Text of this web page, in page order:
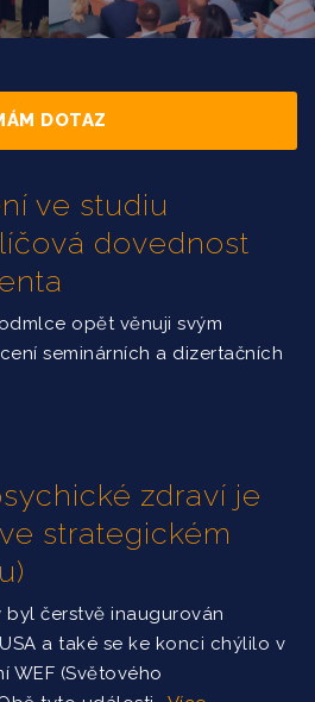
DOTAZ
ve studiu
dovednost
opět věnuji svým
seminárních a dizertačních
zdraví je
strategickém
byl čerstvě inaugurován
a také se ke konci chýlilo v
WEF (Světového